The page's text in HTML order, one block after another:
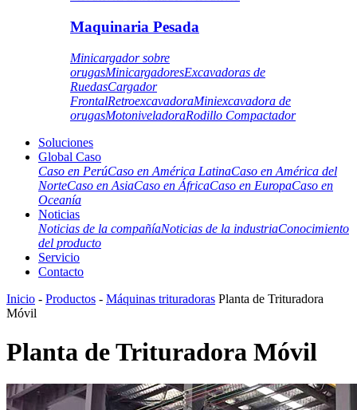
Maquinaria Pesada
Minicargador sobre
orugasMinicargadoresExcavadoras de
RuedasCargador
FrontalRetroexcavadoraMiniexcavadora de
orugasMotoniveladoraRodillo Compactador
Soluciones
Global Caso
Caso en PerúCaso en América LatinaCaso en América del
NorteCaso en AsiaCaso en ÁfricaCaso en EuropaCaso en
Oceanía
Noticias
Noticias de la compañíaNoticias de la industriaConocimiento
del producto
Servicio
Contacto
Inicio - Productos - Máquinas trituradoras Planta de Trituradora
Móvil
Planta de Trituradora Móvil